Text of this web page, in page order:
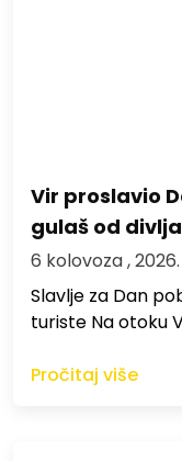
Vir proslavio
gulaš od
6 kolovoza , 2026.
Slavlje za Dan
turiste Na otoku
Pročitaj više